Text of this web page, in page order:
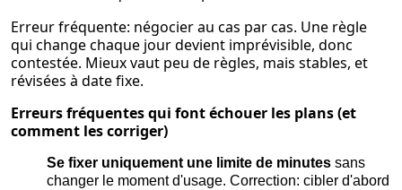
Erreur fréquente: négocier au cas par cas. Une règle
qui change chaque jour devient imprévisible, donc
contestée. Mieux vaut peu de règles, mais stables, et
révisées à date fixe.
Erreurs fréquentes qui font échouer les plans (et
comment les corriger)
Se fixer uniquement une limite de minutes sans
changer le moment d'usage. Correction: cibler d'abord